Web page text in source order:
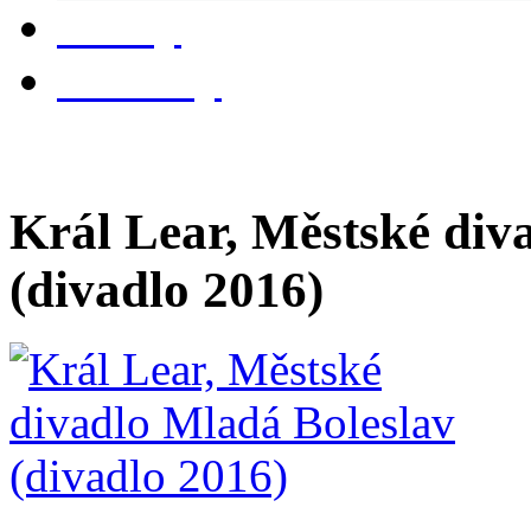
Král Lear, Městské
(divadlo 2016)